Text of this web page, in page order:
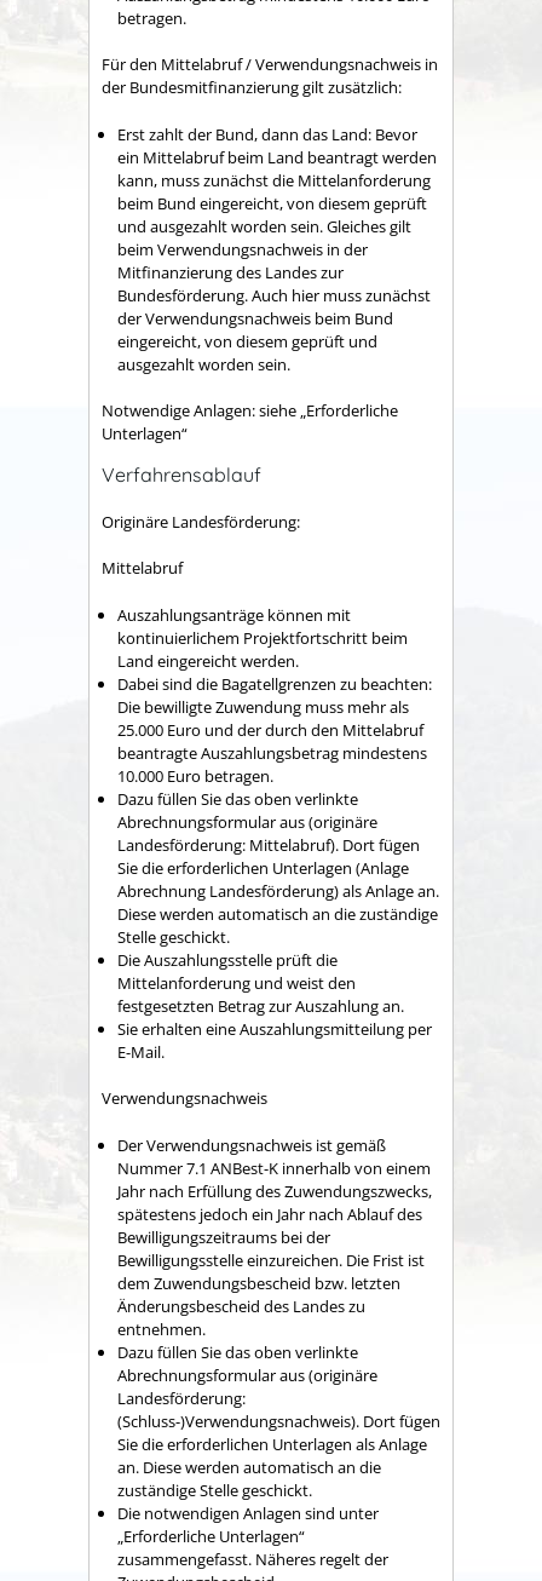
betragen.
Für den Mittelabruf / Verwendungsnachweis in
der Bundesmitfinanzierung gilt zusätzlich:
Erst zahlt der Bund, dann das Land: Bevor
ein Mittelabruf beim Land beantragt werden
kann, muss zunächst die Mittelanforderung
beim Bund eingereicht, von diesem geprüft
und ausgezahlt worden sein. Gleiches gilt
beim Verwendungsnachweis in der
Mitfinanzierung des Landes zur
Bundesförderung. Auch hier muss zunächst
der Verwendungsnachweis beim Bund
eingereicht, von diesem geprüft und
ausgezahlt worden sein.
Notwendige Anlagen: siehe „Erforderliche
Unterlagen“
Verfahrensablauf
Originäre Landesförderung:
Mittelabruf
Auszahlungsanträge können mit
kontinuierlichem Projektfortschritt beim
Land eingereicht werden.
Dabei sind die Bagatellgrenzen zu beachten:
Die bewilligte Zuwendung muss mehr als
25.000 Euro und der durch den Mittelabruf
beantragte Auszahlungsbetrag mindestens
10.000 Euro betragen.
Dazu füllen Sie das oben verlinkte
Abrechnungsformular aus (originäre
Landesförderung: Mittelabruf). Dort fügen
Sie die erforderlichen Unterlagen (Anlage
Abrechnung Landesförderung) als Anlage an.
Diese werden automatisch an die zuständige
Stelle geschickt.
Die Auszahlungsstelle prüft die
Mittelanforderung und weist den
festgesetzten Betrag zur Auszahlung an.
Sie erhalten eine Auszahlungsmitteilung per
E-Mail.
Verwendungsnachweis
Der Verwendungsnachweis ist gemäß
Nummer 7.1 ANBest-K innerhalb von einem
Jahr nach Erfüllung des Zuwendungszwecks,
spätestens jedoch ein Jahr nach Ablauf des
Bewilligungszeitraums bei der
Bewilligungsstelle einzureichen. Die Frist ist
dem Zuwendungsbescheid bzw. letzten
Änderungsbescheid des Landes zu
entnehmen.
Dazu füllen Sie das oben verlinkte
Abrechnungsformular aus (originäre
Landesförderung:
(Schluss-)Verwendungsnachweis). Dort fügen
Sie die erforderlichen Unterlagen als Anlage
an. Diese werden automatisch an die
zuständige Stelle geschickt.
Die notwendigen Anlagen sind unter
„Erforderliche Unterlagen“
zusammengefasst. Näheres regelt der